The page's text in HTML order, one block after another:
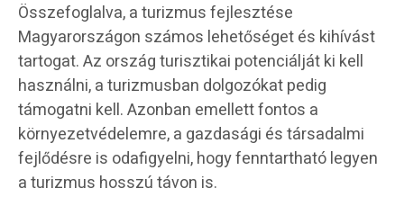
Összefoglalva, a turizmus fejlesztése
Magyarországon számos lehetőséget és kihívást
tartogat. Az ország turisztikai potenciálját ki kell
használni, a turizmusban dolgozókat pedig
támogatni kell. Azonban emellett fontos a
környezetvédelemre, a gazdasági és társadalmi
fejlődésre is odafigyelni, hogy fenntartható legyen
a turizmus hosszú távon is.